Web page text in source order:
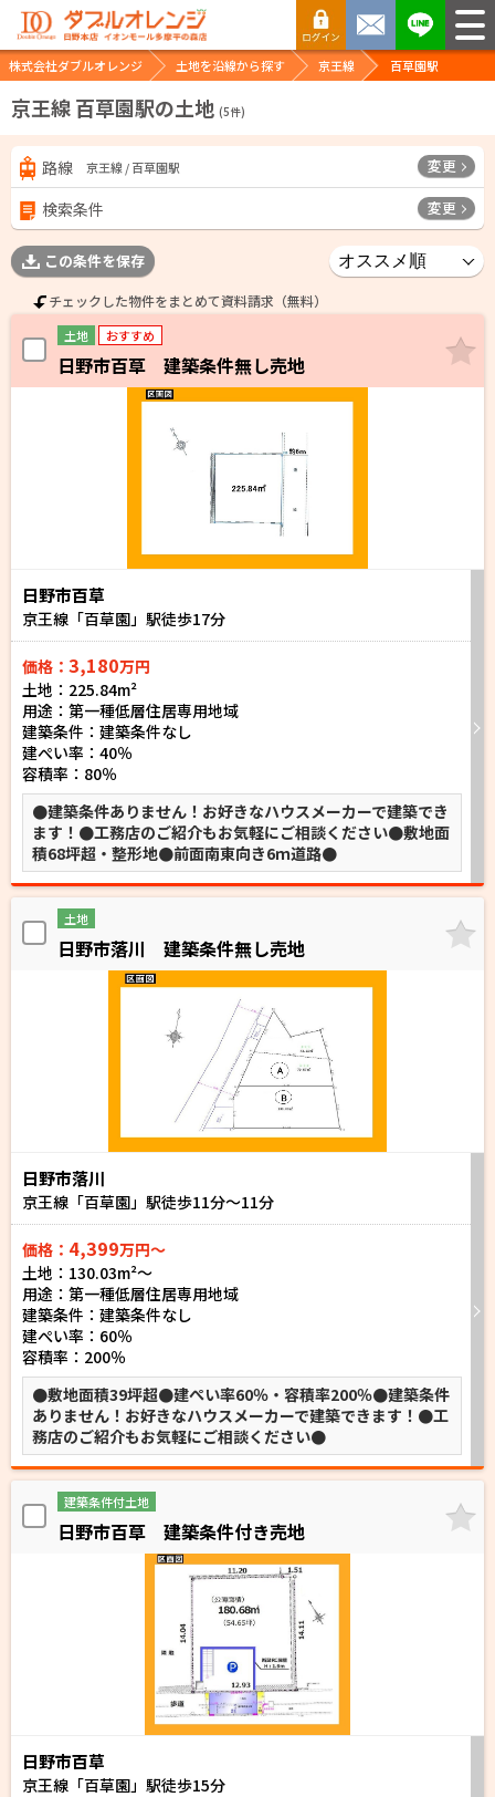
株式会社ダブルオレンジ 土地を沿線から探す 京王線 百草園駅
京王線 百草園駅の土地 (5件)
路線 京王線 / 百草園駅 変更
検索条件 変更
この条件を保存
チェックした物件をまとめて資料請求（無料）
土地 おすすめ
日野市百草 建築条件無し売地
日野市百草
京王線「百草園」駅徒歩17分
価格： 3,180万円
土地：225.84m²
用途：第一種低層住居専用地域
建築条件： 建築条件なし
建ぺい率：40％
容積率：80％
●建築条件ありません！お好きなハウスメーカーで建築でき
ます！●工務店のご紹介もお気軽にご相談ください●敷地面
積68坪超・整形地●前面南東向き6ｍ道路●
土地
日野市落川 建築条件無し売地
日野市落川
京王線「百草園」駅徒歩11分～11分
価格： 4,399万円～
土地：130.03m²〜
用途：第一種低層住居専用地域
建築条件： 建築条件なし
建ぺい率：60％
容積率：200％
●敷地面積39坪超●建ぺい率60％・容積率200％●建築条件
ありません！お好きなハウスメーカーで建築できます！●工
務店のご紹介もお気軽にご相談ください●
建築条件付土地
日野市百草 建築条件付き売地
日野市百草
京王線「百草園」駅徒歩15分